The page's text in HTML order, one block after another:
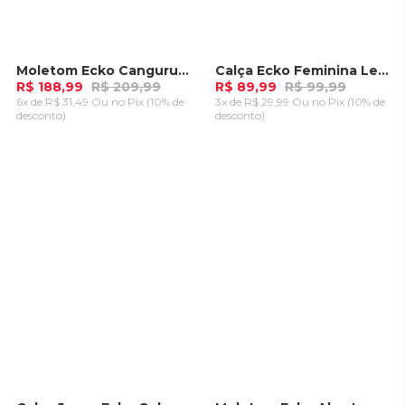
-10%Moletom Ecko Canguru Fashion Basic Logo Azul
R$ 188,99 R$ 209,99
6x de R$ 31,49 Ou no Pix (10% de
desconto)
- 10%Calça Ecko Feminina Legging Tal Preta
R$ 89,99 R$ 99,99
3x de R$ 29,99 Ou no Pix (10% de
desconto)